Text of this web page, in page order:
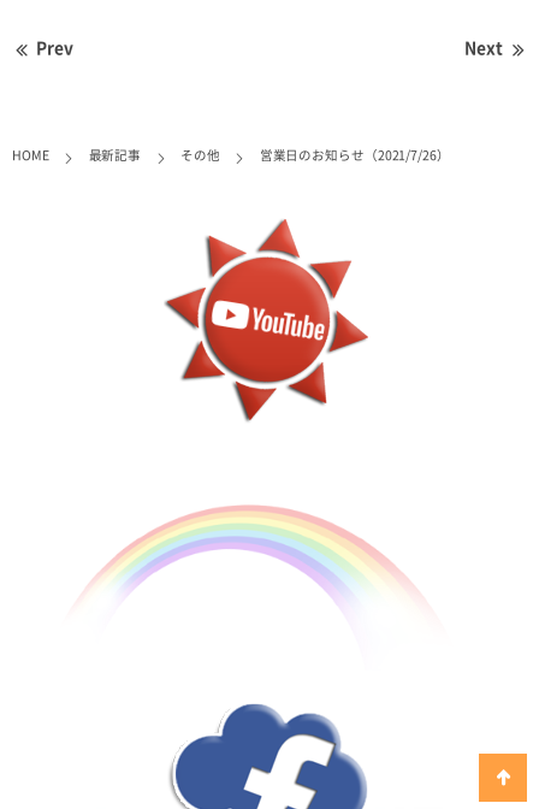
Prev Next
HOME 最新記事 その他 営業日のお知らせ（2021/7/26）